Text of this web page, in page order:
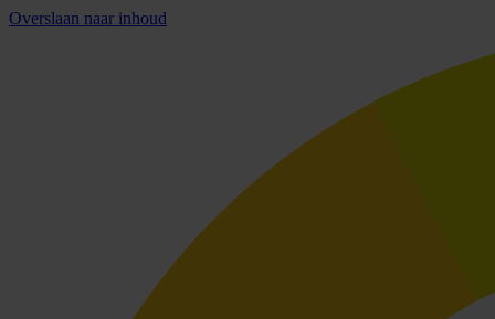
Overslaan naar inhoud